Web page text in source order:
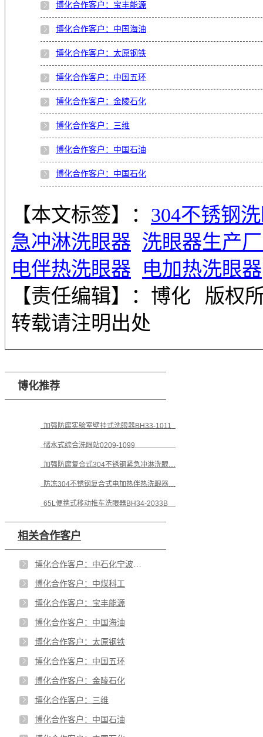
博化合作客户：宝丰能源
博化合作客户：中国海油
博化合作客户：太原钢铁
博化合作客户：中国五环
博化合作客户：金陵石化
博化合作客户：三维
博化合作客户：中国石油
博化合作客户：中国石化
【本文标签】： 304不锈钢
急冲淋洗眼器 洗眼器生产
电伴热洗眼器
电加热洗眼器
【责任编辑】： 博化
版权
转载请注明出处
博化推荐
加强防腐实验室壁挂式洗眼器BH33-1011
储水式综合洗眼站0209-1099
65L便携式移动推车洗眼器BH34-2033B
相关合作客户
博化合作客户：中煤科工
博化合作客户：宝丰能源
博化合作客户：中国海油
博化合作客户：太原钢铁
博化合作客户：中国五环
博化合作客户：金陵石化
博化合作客户：三维
博化合作客户：中国石油